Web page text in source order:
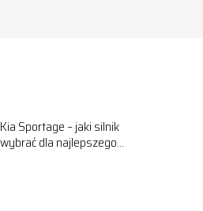
Kia Sportage – jaki silnik
wybrać dla najlepszego